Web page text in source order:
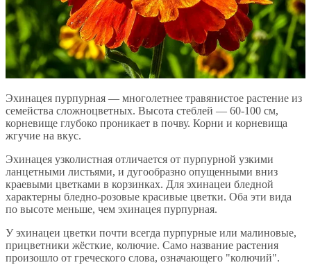
Эхинацея пурпурная — многолетнее травянистое растение из
семейства сложноцветных. Высота стеблей — 60-100 см,
корневище глубоко проникает в почву. Корни и корневища
жгучие на вкус.
Эхинацея узколистная отличается от пурпурной узкими
ланцетными листьями, и дугообразно опущенными вниз
краевыми цветками в корзинках. Для эхинацеи бледной
характерны бледно-розовые красивые цветки. Оба эти вида
по высоте меньше, чем эхинацея пурпурная.
У эхинацеи цветки почти всегда пурпурные или малиновые,
прицветники жёсткие, колючие. Само название растения
произошло от греческого слова, означающего "колючий".